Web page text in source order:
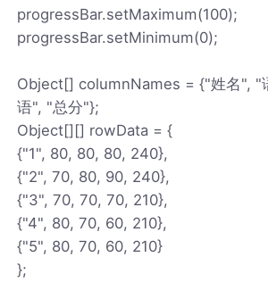
progressBar.setMaximum(100);
progressBar.setMinimum(0);
Object[] columnNames = {"姓名", "
语", "总分"};
Object[][] rowData = {
{"1", 80, 80, 80, 240},
{"2", 70, 80, 90, 240},
{"3", 70, 70, 70, 210},
{"4", 80, 70, 60, 210},
{"5", 80, 70, 60, 210}
};